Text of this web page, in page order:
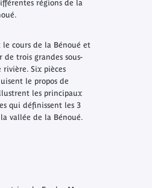
régions de la
le cours de la Bénoué et
de trois grandes sous-
Six pièces
le propos de
les principaux
qui définissent les 3
vallée de la Bénoué.